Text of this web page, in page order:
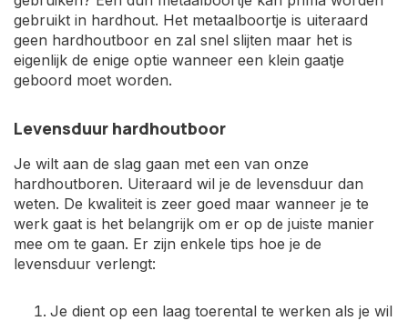
gebruikt in hardhout. Het metaalboortje is uiteraard
geen hardhoutboor en zal snel slijten maar het is
eigenlijk de enige optie wanneer een klein gaatje
geboord moet worden.
Levensduur hardhoutboor
Je wilt aan de slag gaan met een van onze
hardhoutboren. Uiteraard wil je de levensduur dan
weten. De kwaliteit is zeer goed maar wanneer je te
werk gaat is het belangrijk om er op de juiste manier
mee om te gaan. Er zijn enkele tips hoe je de
levensduur verlengt:
Je dient op een laag toerental te werken als je wil